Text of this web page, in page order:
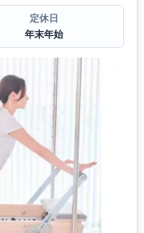
定休日
年末年始